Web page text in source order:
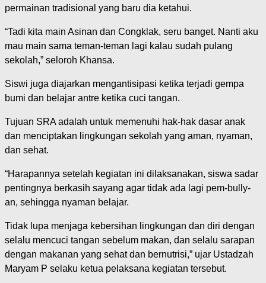
permainan tradisional yang baru dia ketahui.
“Tadi kita main Asinan dan Congklak, seru banget. Nanti aku
mau main sama teman-teman lagi kalau sudah pulang
sekolah,” seloroh Khansa.
Siswi juga diajarkan mengantisipasi ketika terjadi gempa
bumi dan belajar antre ketika cuci tangan.
Tujuan SRA adalah untuk memenuhi hak-hak dasar anak
dan menciptakan lingkungan sekolah yang aman, nyaman,
dan sehat.
“Harapannya setelah kegiatan ini dilaksanakan, siswa sadar
pentingnya berkasih sayang agar tidak ada lagi pem-bully-
an, sehingga nyaman belajar.
Tidak lupa menjaga kebersihan lingkungan dan diri dengan
selalu mencuci tangan sebelum makan, dan selalu sarapan
dengan makanan yang sehat dan bernutrisi,” ujar Ustadzah
Maryam P selaku ketua pelaksana kegiatan tersebut.